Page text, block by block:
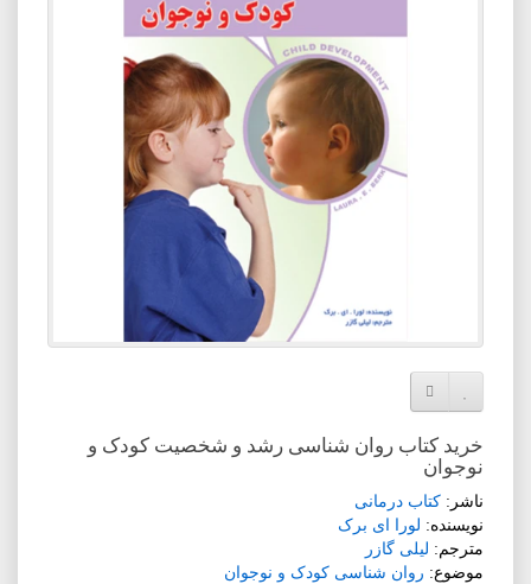
افزودن به لیست دلخواه
خرید کتاب روان شناسی رشد و شخصیت کودک و
نوجوان
ناشر: کتاب درمانی
نویسنده: لورا ای برک
مترجم: لیلی گازر
موضوع: روان شناسی کودک و نوجوان